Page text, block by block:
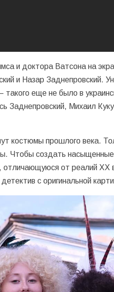
и доктора Ватсона на
и Назар Заднепровский.
такого еще не было в
Заднепровский, Михаил
костюмы прошлого века.
Чтобы создать
отличающуюся от реалий
с оригинальной